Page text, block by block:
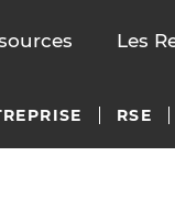
Les
RSE